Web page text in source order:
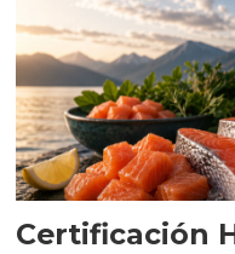
Certificación